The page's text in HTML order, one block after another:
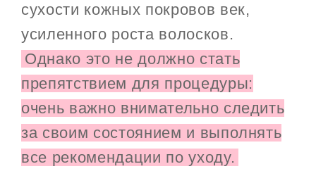
сухости кожных покровов век,
усиленного роста волосков.
Однако это не должно стать
препятствием для процедуры:
очень важно внимательно следить
за своим состоянием и выполнять
все рекомендации по уходу.